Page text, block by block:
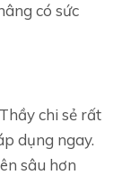
có sức
chi sẻ rất
dụng ngay.
sâu hơn